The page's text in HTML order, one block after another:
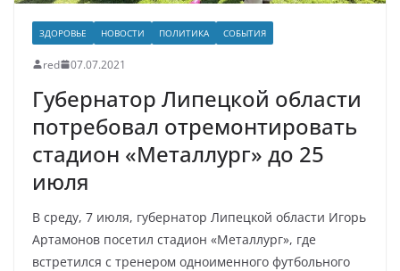
ЗДОРОВЬЕ НОВОСТИ ПОЛИТИКА СОБЫТИЯ
red 07.07.2021
Губернатор Липецкой области
потребовал отремонтировать
стадион «Металлург» до 25
июля
В среду, 7 июля, губернатор Липецкой области Игорь
Артамонов посетил стадион «Металлург», где
встретился с тренером одноименного футбольного